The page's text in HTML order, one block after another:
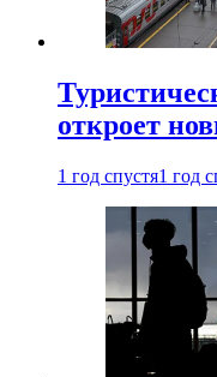
откроет
1 год спустя1 год